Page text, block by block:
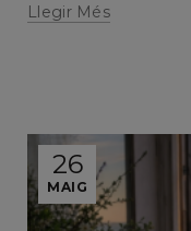
Llegir Més
26
MAIG